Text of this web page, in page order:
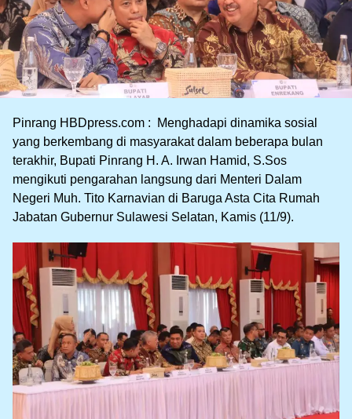
Pinrang HBDpress.com : Menghadapi dinamika sosial
yang berkembang di masyarakat dalam beberapa bulan
terakhir, Bupati Pinrang H. A. Irwan Hamid, S.Sos
mengikuti pengarahan langsung dari Menteri Dalam
Negeri Muh. Tito Karnavian di Baruga Asta Cita Rumah
Jabatan Gubernur Sulawesi Selatan, Kamis (11/9).